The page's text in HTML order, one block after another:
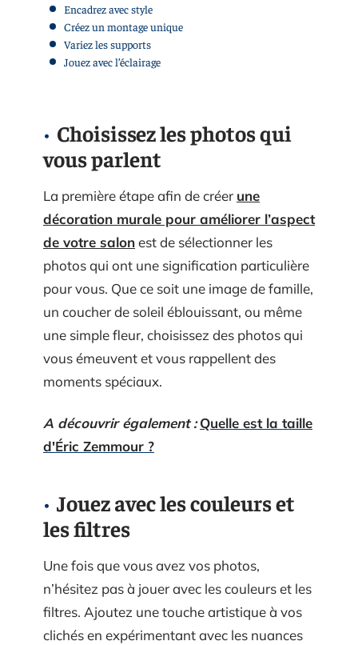
Encadrez avec style
Créez un montage unique
Variez les supports
Jouez avec l’éclairage
Choisissez les photos qui
vous parlent
La première étape afin de créer une
décoration murale pour améliorer l’aspect
de votre salonest de sélectionner les
photos qui ont une signification particulière
pour vous. Que ce soit une image de famille,
un coucher de soleil éblouissant, ou même
une simple fleur, choisissez des photos qui
vous émeuvent et vous rappellent des
moments spéciaux.
A découvrir également : Quelle est la taille
d'Éric Zemmour ?
Jouez avec les couleurs et
les filtres
Une fois que vous avez vos photos,
n’hésitez pas à jouer avec les couleurs et les
filtres. Ajoutez une touche artistique à vos
clichés en expérimentant avec les nuances